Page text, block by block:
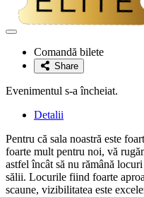
Adaugă
favoriteComandă bilete
Share
Evenimentul s-a încheiat.
Detalii
Pentru că sala noastră este
foarte mult pentru noi, vă
astfel încât să nu rămână
sălii. Locurile fiind foarte
scaune, vizibilitatea este